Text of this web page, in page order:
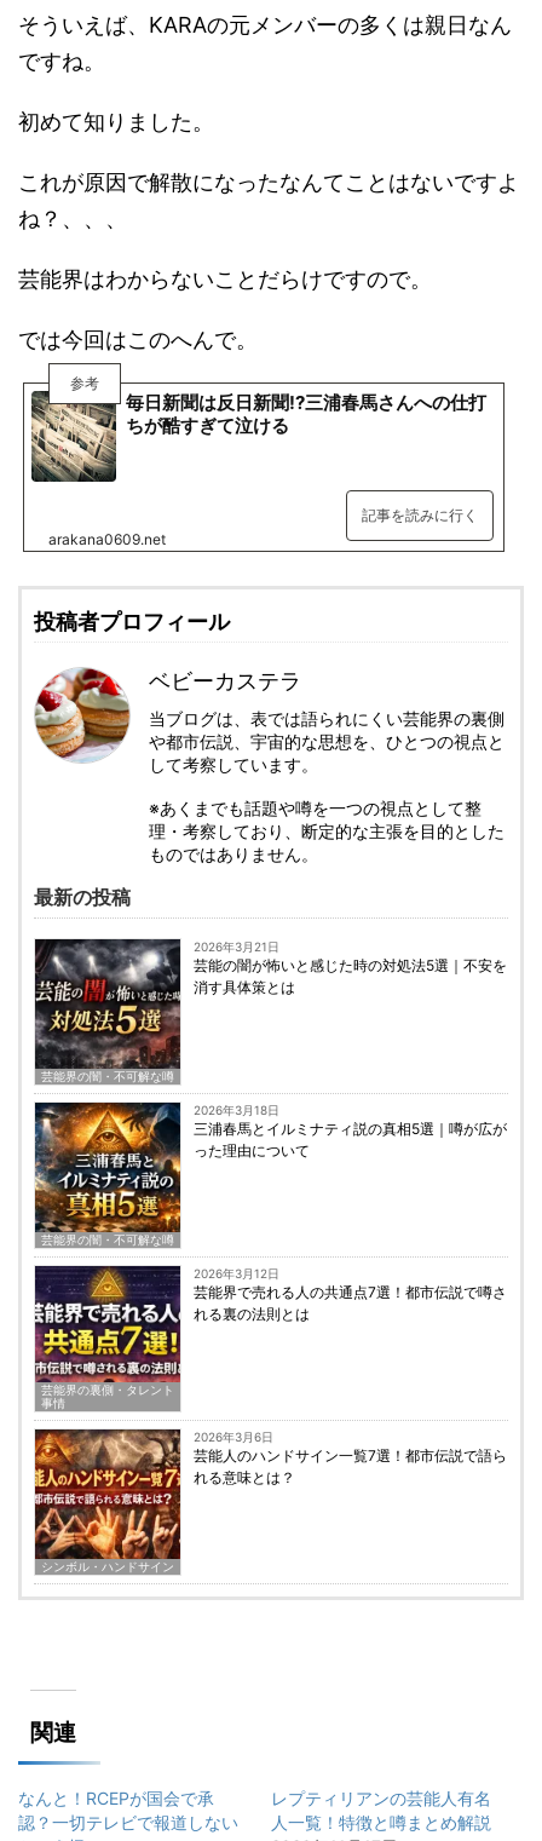
そういえば、KARAの元メンバーの多くは親日なん
ですね。
初めて知りました。
これが原因で解散になったなんてことはないですよ
ね？、、、
芸能界はわからないことだらけですので。
では今回はこのへんで。
参考
毎日新聞は反日新聞!?三浦春馬さんへの仕打
ちが酷すぎて泣ける
記事を読みに行く
arakana0609.net
投稿者プロフィール
ベビーカステラ
当ブログは、表では語られにくい芸能界の裏側
や都市伝説、宇宙的な思想を、ひとつの視点と
して考察しています。
※あくまでも話題や噂を一つの視点として整
理・考察しており、断定的な主張を目的とした
ものではありません。
最新の投稿
芸能界の闇・不可解な噂
2026年3月21日
芸能の闇が怖いと感じた時の対処法5選｜不安を
消す具体策とは
芸能界の闇・不可解な噂
2026年3月18日
三浦春馬とイルミナティ説の真相5選｜噂が広が
った理由について
芸能界の裏側・タレント
事情
2026年3月12日
芸能界で売れる人の共通点7選！都市伝説で噂さ
れる裏の法則とは
シンボル・ハンドサイン
2026年3月6日
芸能人のハンドサイン一覧7選！都市伝説で語ら
れる意味とは？
関連
なんと！RCEPが国会で承
認？一切テレビで報道しない
レプティリアンの芸能人有名
人一覧！特徴と噂まとめ解説